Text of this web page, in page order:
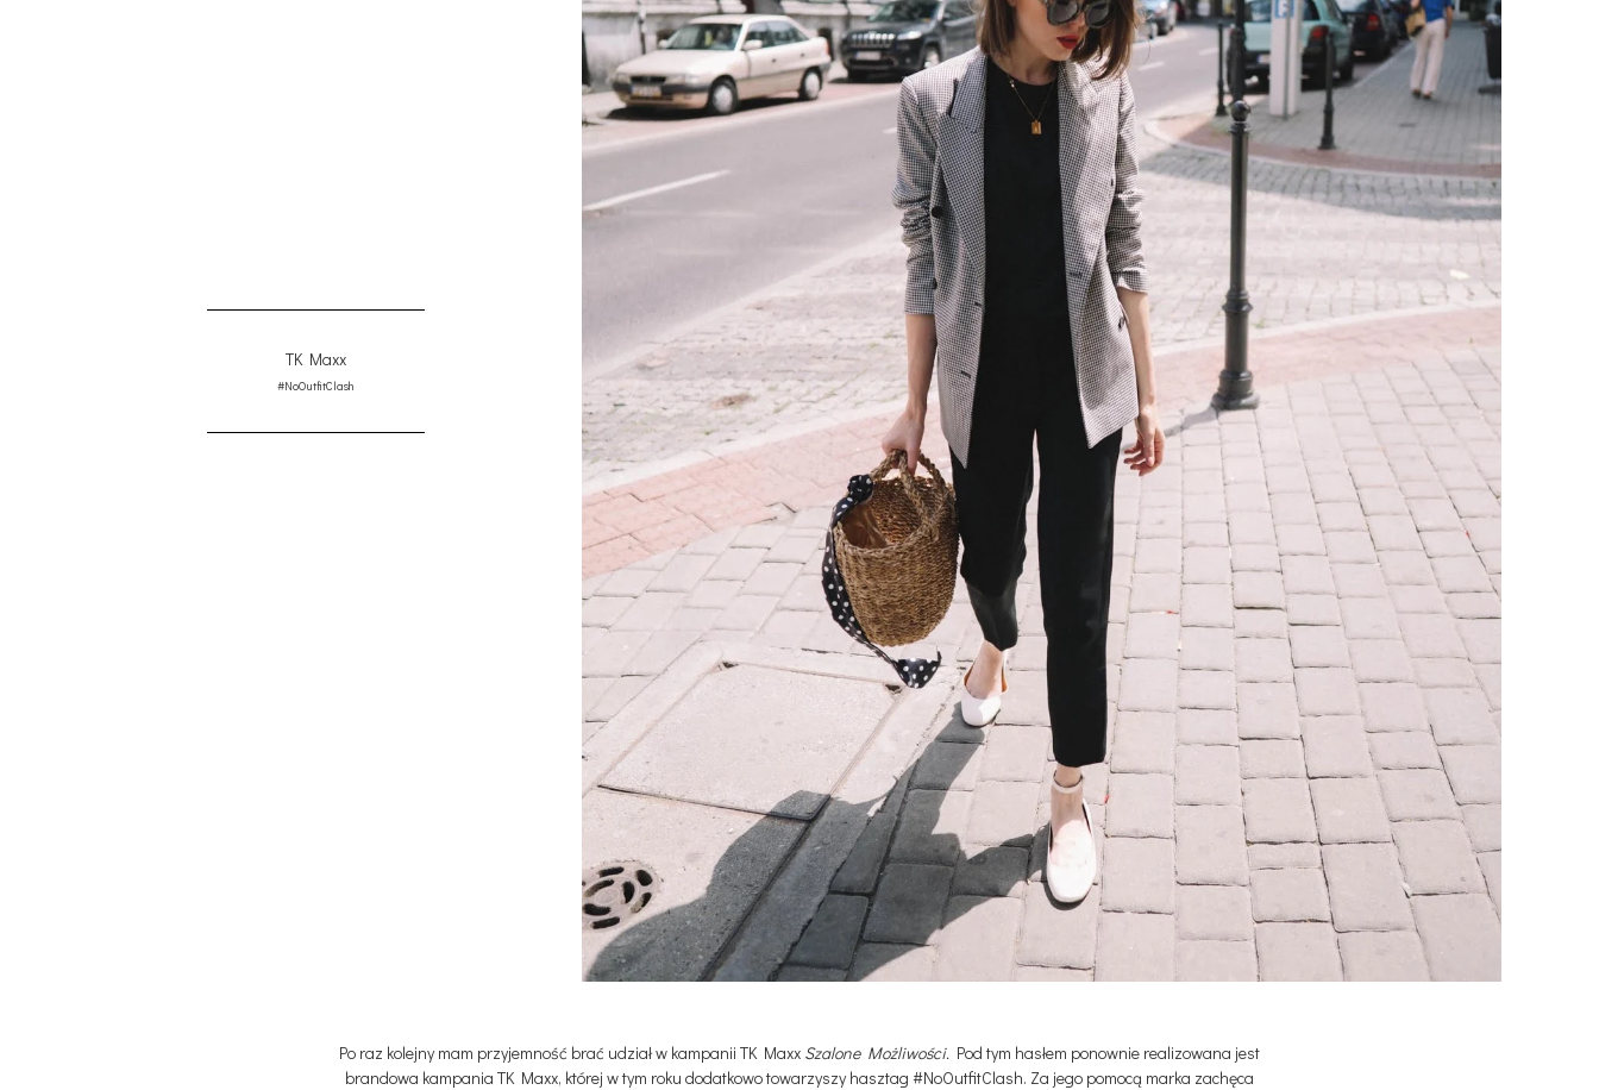
TK Maxx
#NoOutfitClash
Po raz kolejny mam przyjemność brać udział w kampanii TK Maxx Szalone Możliwości. Pod tym hasłem ponownie realizowana jest
brandowa kampania TK Maxx, której w tym roku dodatkowo towarzyszy hasztag #NoOutfitClash. Za jego pomocą marka zachęca